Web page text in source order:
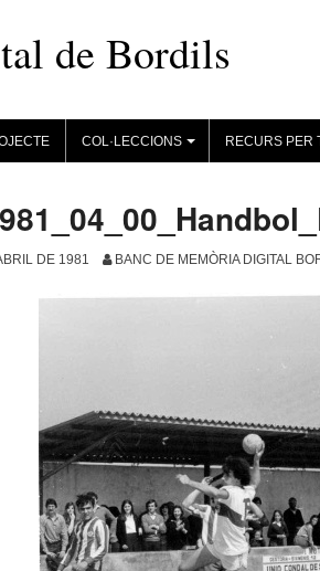
de Bordils
+
COL·LECCIONS RECURS PER
DE 1981 BANC DE MEMÒRIA DIGITAL